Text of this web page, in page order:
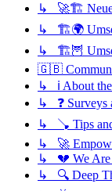
↳ 🚀🏗️ Neue
↳ 🏗️🌍
↳ 🏗️🦉
🇬🇧
↳ ℹ️ About
↳ ❓ Surveys
↳ 🪠 Tips
↳ 🚀
↳ 💔 We Are
↳ 🔍 Deep